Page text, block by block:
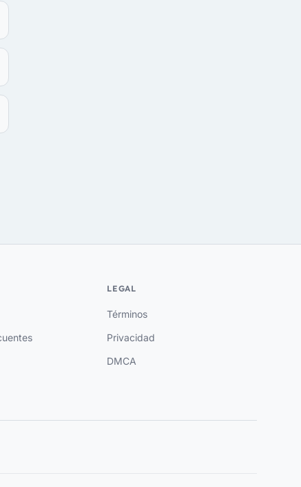
LEGAL
Términos
Privacidad
DMCA